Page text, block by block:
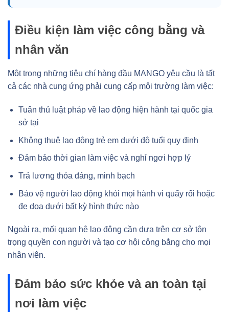
Điều kiện làm việc công bằng và
nhân văn
Một trong những tiêu chí hàng đầu MANGO yêu cầu là tất
cả các nhà cung ứng phải cung cấp môi trường làm việc:
Tuân thủ luật pháp về lao động hiện hành tại quốc gia
sở tại
Không thuê lao động trẻ em dưới độ tuổi quy định
Đảm bảo thời gian làm việc và nghỉ ngơi hợp lý
Trả lương thỏa đáng, minh bạch
Bảo vệ người lao động khỏi mọi hành vi quấy rối hoặc
đe dọa dưới bất kỳ hình thức nào
Ngoài ra, mối quan hệ lao động cần dựa trên cơ sở tôn
trọng quyền con người và tạo cơ hội công bằng cho mọi
nhân viên.
Đảm bảo sức khỏe và an toàn tại
nơi làm việc